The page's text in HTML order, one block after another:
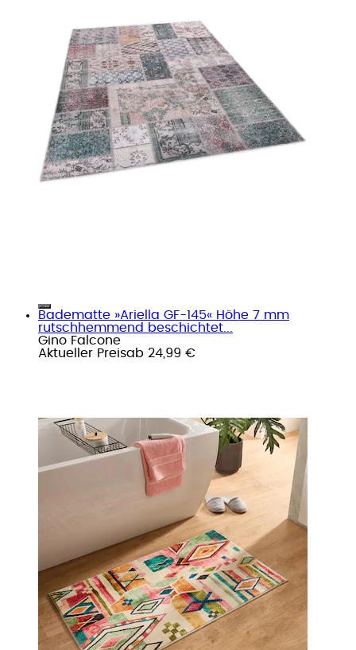
Badematte »Ariella GF-145« Höhe 7 mm
rutschhemmend beschichtet...
Gino Falcone
Aktueller Preisab 24,99 €